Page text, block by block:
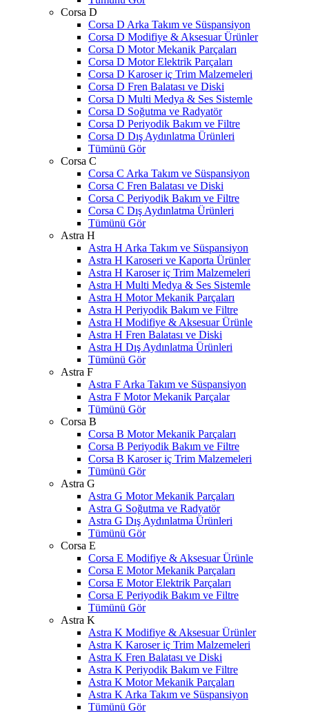
Corsa D
Corsa D Arka Takım ve Süspansiyon
Corsa D Modifiye & Aksesuar Ürünler
Corsa D Motor Mekanik Parçaları
Corsa D Motor Elektrik Parçaları
Corsa D Karoser iç Trim Malzemeleri
Corsa D Fren Balatası ve Diski
Corsa D Multi Medya & Ses Sistemle
Corsa D Soğutma ve Radyatör
Corsa D Periyodik Bakım ve Filtre
Corsa D Dış Aydınlatma Ürünleri
Tümünü Gör
Corsa C
Corsa C Arka Takım ve Süspansiyon
Corsa C Fren Balatası ve Diski
Corsa C Periyodik Bakım ve Filtre
Corsa C Dış Aydınlatma Ürünleri
Tümünü Gör
Astra H
Astra H Arka Takım ve Süspansiyon
Astra H Karoseri ve Kaporta Ürünler
Astra H Karoser iç Trim Malzemeleri
Astra H Multi Medya & Ses Sistemle
Astra H Motor Mekanik Parçaları
Astra H Periyodik Bakım ve Filtre
Astra H Modifiye & Aksesuar Ürünle
Astra H Fren Balatası ve Diski
Astra H Dış Aydınlatma Ürünleri
Tümünü Gör
Astra F
Astra F Arka Takım ve Süspansiyon
Astra F Motor Mekanik Parçalar
Tümünü Gör
Corsa B
Corsa B Motor Mekanik Parçaları
Corsa B Periyodik Bakım ve Filtre
Corsa B Karoser iç Trim Malzemeleri
Tümünü Gör
Astra G
Astra G Motor Mekanik Parçaları
Astra G Soğutma ve Radyatör
Astra G Dış Aydınlatma Ürünleri
Tümünü Gör
Corsa E
Corsa E Modifiye & Aksesuar Ürünle
Corsa E Motor Mekanik Parçaları
Corsa E Motor Elektrik Parçaları
Corsa E Periyodik Bakım ve Filtre
Tümünü Gör
Astra K
Astra K Modifiye & Aksesuar Ürünler
Astra K Karoser iç Trim Malzemeleri
Astra K Fren Balatası ve Diski
Astra K Periyodik Bakım ve Filtre
Astra K Motor Mekanik Parçaları
Astra K Arka Takım ve Süspansiyon
Tümünü Gör